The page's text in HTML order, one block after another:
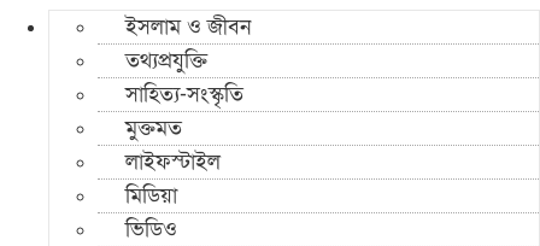
ইসলাম ও জীবন
তথ্যপ্রযুক্তি
সাহিত্য-সংস্কৃতি
মুক্তমত
লাইফস্টাইল
মিডিয়া
ভিডিও